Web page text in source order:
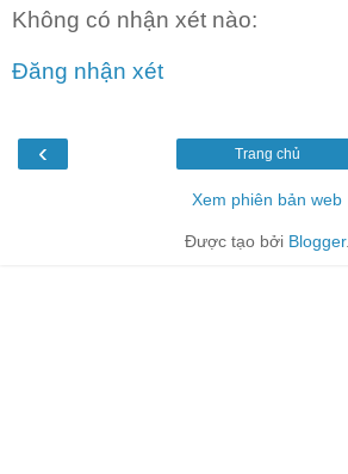
Không có nhận xét nào:
Đăng nhận xét
‹ Trang chủ
Xem phiên bản web
Được tạo bởi Blogger.